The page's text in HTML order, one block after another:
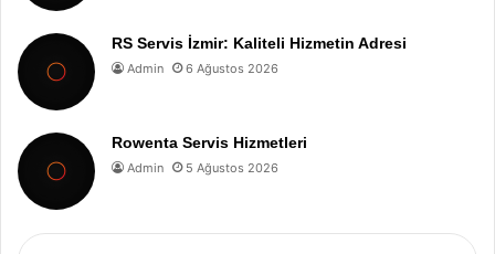
RS Servis İzmir: Kaliteli Hizmetin Adresi
Admin 6 Ağustos 2026
Rowenta Servis Hizmetleri
Admin 5 Ağustos 2026